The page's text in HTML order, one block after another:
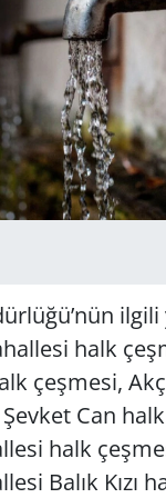
ilgili
halk
çeşmesi,
Can
halk
Balık Kızı